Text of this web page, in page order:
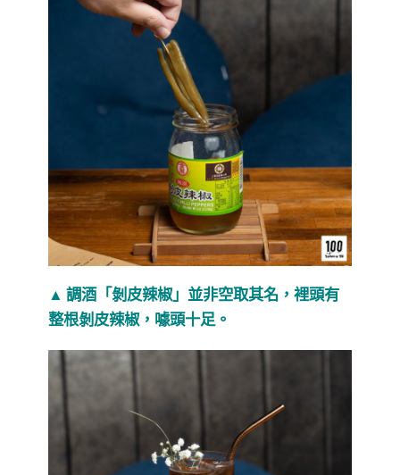
▲ 調酒「剝皮辣椒」並非空取其名，裡頭有
整根剝皮辣椒，噱頭十足。